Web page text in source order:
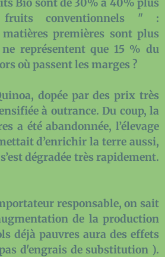
Bio sont de 30% à 40% plus
conventionnels " :
premières sont plus
représentent que 15 % du
où passent les marges ?
dopée par des prix très
à outrance. Du coup, la
a été abandonnée, l’élevage
d’enrichir la terre aussi,
dégradée très rapidement.
responsable, on sait
de la production
déjà pauvres aura des effets
d'engrais de substitution ).